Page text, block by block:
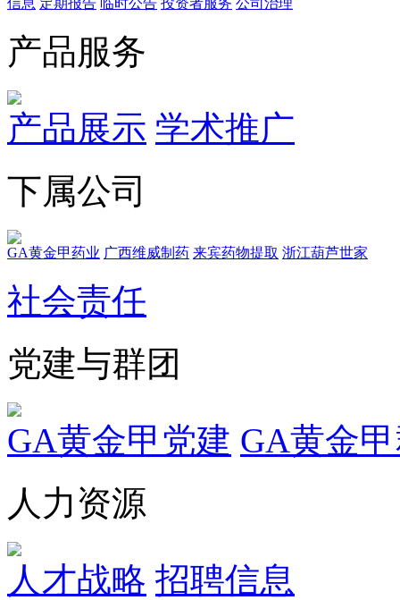
信息 定期报告 临时公告 投资者服务 公司治理
产品服务
产品展示 学术推广
下属公司
GA黄金甲药业 广西维威制药 来宾药物提取 浙江葫芦世家
社会责任
党建与群团
GA黄金甲党建 GA黄金
人力资源
人才战略 招聘信息